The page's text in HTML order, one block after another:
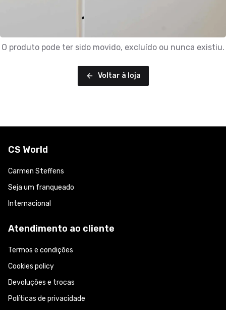
O produto pode ter sido movido, excluído ou nunca existiu.
Voltar à loja
CS World
Carmen Steffens
Seja um franqueado
Internacional
Atendimento ao cliente
Termos e condições
Cookies policy
Devoluções e trocas
Políticas de privacidade